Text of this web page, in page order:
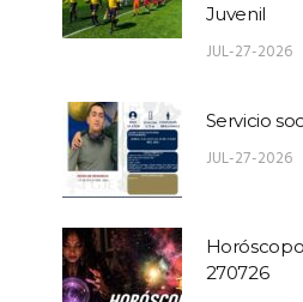
Juvenil
JUL-27-2026
Servicio
JUL-27-2026
270726